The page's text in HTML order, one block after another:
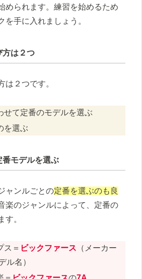
められます。練習を始めるため
を手に入れましょう。
方は２つ
は２つです。
せて定番のモデルを選ぶ
を選ぶ
番モデルを選ぶ
ャンルごとの定番を選ぶのも良
楽のジャンルによって、定番の
す。
ス＝ ビックファース （メーカー
ル名）